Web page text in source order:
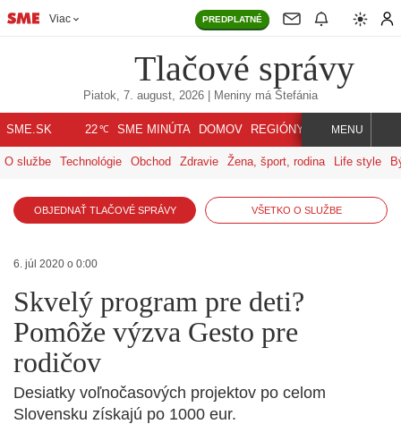
Viac PREDPLATNÉ
Tlačové správy
Piatok, 7. august, 2026 | Meniny má Štefánia
SME.SK 22℃ SME MINÚTA DOMOV REGIÓNY INDEX SVET
MENU
O službe Technológie Obchod Zdravie Žena, šport, rodina Life style
OBJEDNAŤ TLAČOVÉ SPRÁVY VŠETKO O SLUŽBE
6. júl 2020 o 0:00
Skvelý program pre deti?
Pomôže výzva Gesto pre
rodičov
Desiatky voľnočasových projektov po celom
Slovensku získajú po 1000 eur.